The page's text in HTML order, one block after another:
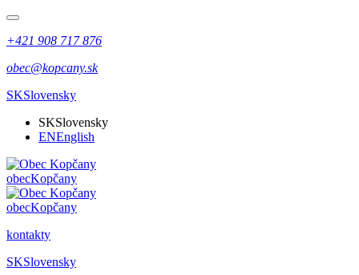
+421 908 717 876
obec@kopcany.sk
SKSlovensky
SKSlovensky
ENEnglish
obecKopčany
obecKopčany
kontakty
SKSlovensky